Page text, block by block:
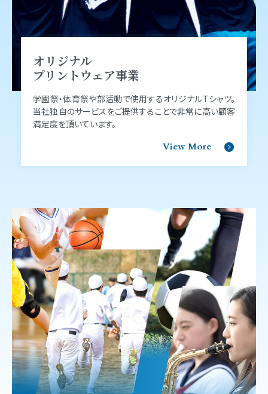
オリジナル
プリントウェア事業
学園祭‧体育祭や部活動で使⽤するオリジナルTシャツ。
当社独⾃のサービスをご提供することで⾮常に⾼い顧客
満⾜度を頂いています。
View More